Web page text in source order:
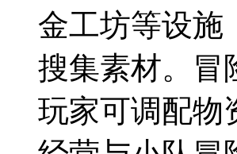
金工坊等设施
搜集素材。冒
玩家可调配物